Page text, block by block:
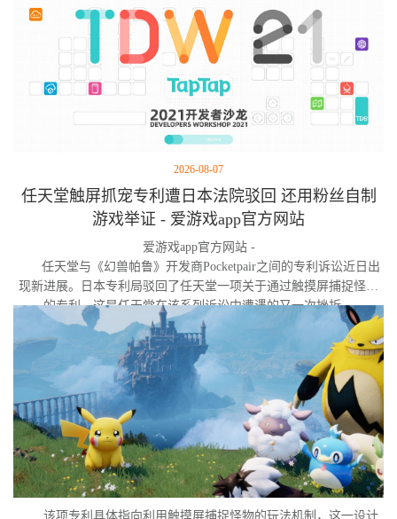
2026-08-07
任天堂触屏抓宠专利遭日本法院驳回 还用粉丝自制
游戏举证 - 爱游戏app官方网站
爱游戏app官方网站 -
任天堂与《幻兽帕鲁》开发商Pocketpair之间的专利诉讼近日出
现新进展。日本专利局驳回了任天堂一项关于通过触摸屏捕捉怪物
的专利，这是任天堂在该系列诉讼中遭遇的又一次挫折。
该项专利具体指向利用触摸屏捕捉怪物的玩法机制，这一设计